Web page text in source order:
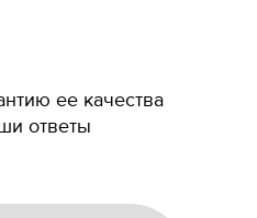
ее качества
ответы